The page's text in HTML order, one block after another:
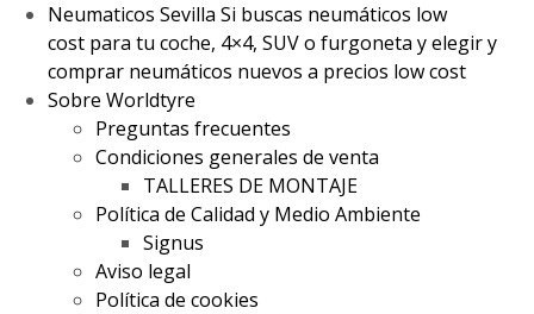
Neumaticos Sevilla Si buscas neumáticos low
cost para tu coche, 4×4, SUV o furgoneta y elegir y
comprar neumáticos nuevos a precios low cost
Sobre Worldtyre
Preguntas frecuentes
Condiciones generales de venta
TALLERES DE MONTAJE
Política de Calidad y Medio Ambiente
Signus
Aviso legal
Política de cookies